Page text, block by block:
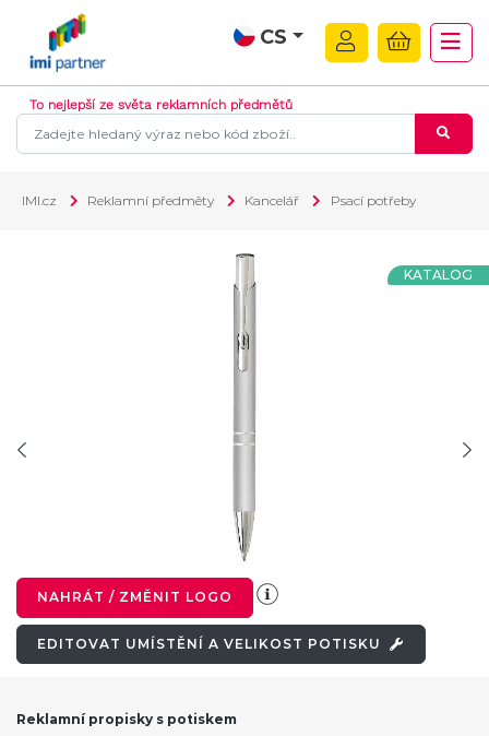
CS
To nejlepší ze světa reklamních předmětů
IMI.cz Reklamní předměty Kancelář Psací potřeby
KATALOG
NAHRÁT / ZMĚNIT LOGO
EDITOVAT UMÍSTĚNÍ A VELIKOST POTISKU
Reklamní propisky s potiskem